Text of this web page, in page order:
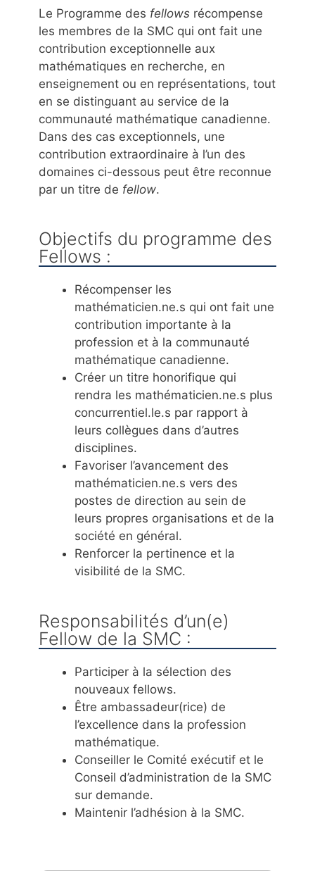
Le Programme des fellows récompense
les membres de la SMC qui ont fait une
contribution exceptionnelle aux
mathématiques en recherche, en
enseignement ou en représentations, tout
en se distinguant au service de la
communauté mathématique canadienne.
Dans des cas exceptionnels, une
contribution extraordinaire à l’un des
domaines ci-dessous peut être reconnue
par un titre de fellow.
Objectifs du programme des
Fellows :
Récompenser les
mathématicien.ne.s qui ont fait une
contribution importante à la
profession et à la communauté
mathématique canadienne.
Créer un titre honorifique qui
rendra les mathématicien.ne.s plus
concurrentiel.le.s par rapport à
leurs collègues dans d’autres
disciplines.
Favoriser l’avancement des
mathématicien.ne.s vers des
postes de direction au sein de
leurs propres organisations et de la
société en général.
Renforcer la pertinence et la
visibilité de la SMC.
Responsabilités d’un(e)
Fellow de la SMC :
Participer à la sélection des
nouveaux fellows.
Être ambassadeur(rice) de
l’excellence dans la profession
mathématique.
Conseiller le Comité exécutif et le
Conseil d’administration de la SMC
sur demande.
Maintenir l’adhésion à la SMC.